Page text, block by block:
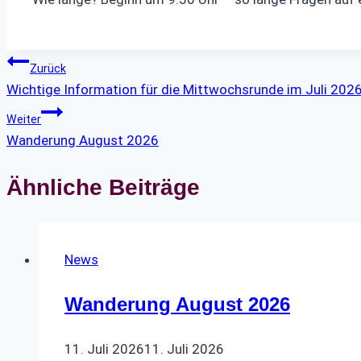
Beitragsnavigation
Zurück
Wichtige Information für die Mittwochsrunde im Juli
Weiter
Wanderung August 2026
Ähnliche Beiträge
News
Wanderung August 2026
11. Juli 202611. Juli 2026